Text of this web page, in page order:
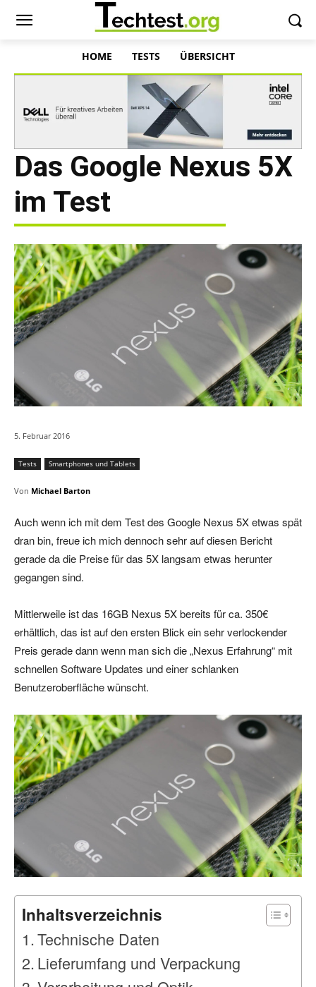
HOME TESTS ÜBERSICHT
Das Google Nexus 5X
im Test
5. Februar 2016
Tests Smartphones und Tablets
Von Michael Barton
Auch wenn ich mit dem Test des Google Nexus 5X etwas spät
dran bin, freue ich mich dennoch sehr auf diesen Bericht
gerade da die Preise für das 5X langsam etwas herunter
gegangen sind.
Mittlerweile ist das 16GB Nexus 5X bereits für ca. 350€
erhältlich, das ist auf den ersten Blick ein sehr verlockender
Preis gerade dann wenn man sich die „Nexus Erfahrung“ mit
schnellen Software Updates und einer schlanken
Benutzeroberfläche wünscht.
Inhaltsverzeichnis
Technische Daten
Lieferumfang und Verpackung